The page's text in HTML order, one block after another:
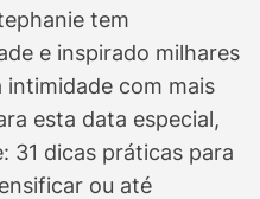
tem
e inspirado milhares
intimidade com mais
esta data especial,
31 dicas práticas para
ou até